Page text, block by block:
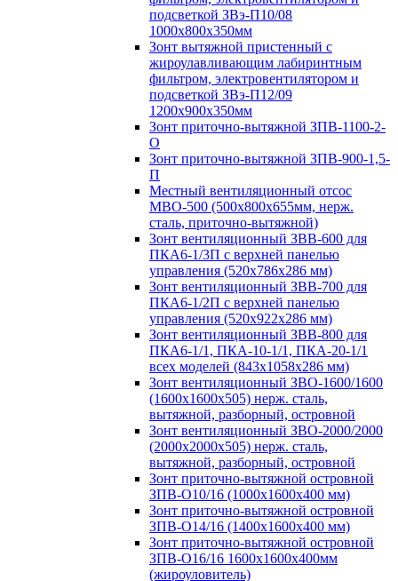
подсветкой ЗВэ-П10/08
1000х800х350мм
Зонт вытяжной пристенный с
жироулавливающим лабиринтным
фильтром, электровентилятором и
подсветкой ЗВэ-П12/09
1200х900х350мм
Зонт приточно-вытяжной ЗПВ-1100-2-
О
Зонт приточно-вытяжной ЗПВ-900-1,5-
П
Местный вентиляционный отсос
МВО-500 (500х800х655мм, нерж.
сталь, приточно-вытяжной)
Зонт вентиляционный ЗВВ-600 для
ПКА6-1/3П с верхней панелью
управления (520х786х286 мм)
Зонт вентиляционный ЗВВ-700 для
ПКА6-1/2П с верхней панелью
управления (520х922х286 мм)
Зонт вентиляционный ЗВВ-800 для
ПКА6-1/1, ПКА-10-1/1, ПКА-20-1/1
всех моделей (843х1058х286 мм)
Зонт вентиляционный ЗВО-1600/1600
(1600х1600х505) нерж. сталь,
вытяжной, разборный, островной
Зонт вентиляционный ЗВО-2000/2000
(2000х2000х505) нерж. сталь,
вытяжной, разборный, островной
Зонт приточно-вытяжной островной
ЗПВ-О10/16 (1000х1600х400 мм)
Зонт приточно-вытяжной островной
ЗПВ-О14/16 (1400х1600х400 мм)
Зонт приточно-вытяжной островной
ЗПВ-О16/16 1600х1600х400мм
(жироуловитель)